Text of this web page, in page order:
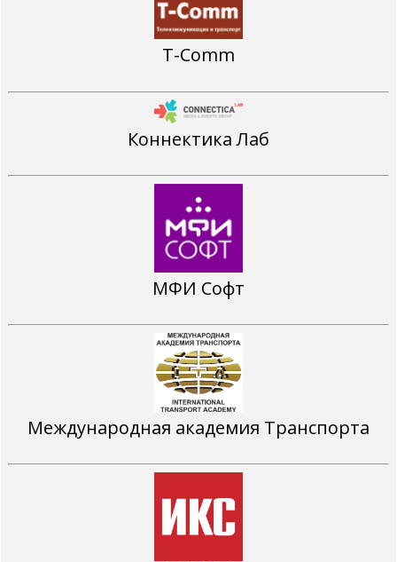
T-Comm
Коннектика Лаб
МФИ Софт
Международная академия Транспорта